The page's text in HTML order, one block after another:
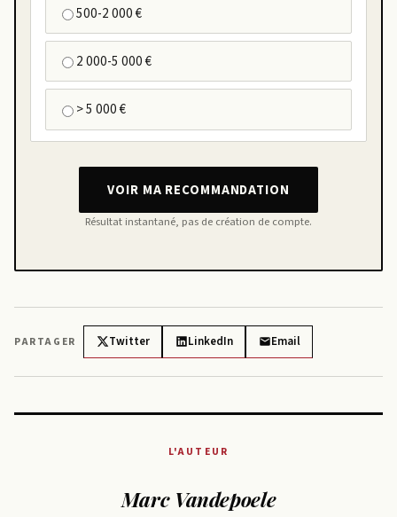
500-2 000 €
2 000-5 000 €
> 5 000 €
VOIR MA RECOMMANDATION
Résultat instantané, pas de création de compte.
PARTAGER Twitter LinkedIn Email
L'AUTEUR
Marc Vandepoele